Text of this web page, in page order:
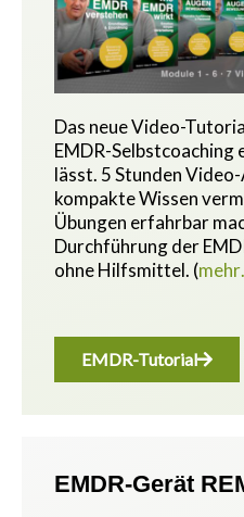
Das neue Video-
EMDR-Selbstcoaching
lässt. 5 Stunden
kompakte Wissen
Übungen erfahrbar
Durchführung der
ohne Hilfsmittel. (
EMDR-Tutorial
EMDR-Gerät